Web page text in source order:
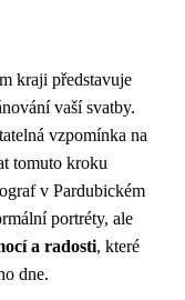
kraji představuje
vaší svatby.
vzpomínka na
tomuto kroku
v Pardubickém
portréty, ale
a radosti, které
dne.